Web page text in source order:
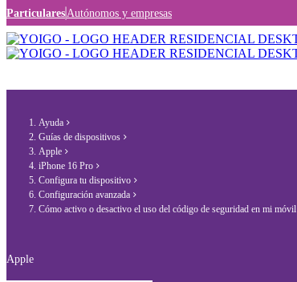
Particulares Autónomos y empresas
Ayuda
Guías de dispositivos
Apple
iPhone 16 Pro
Configura tu dispositivo
Configuración avanzada
Cómo activo o desactivo el uso del código de seguridad en mi móvil
Apple